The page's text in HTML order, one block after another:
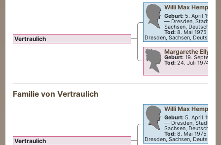
Vertraulich
Willi MaxHempel
Geburt: 5. April 1907
— Dresden, Stadt
Sachsen, Deutschland
Tod: 8. Mai 1975
Dresden, Sachsen,
Margarethe Elly
Geburt: 19.
Tod: 24. Juli 1974
Familie von Vertraulich
Vertraulich
Willi MaxHempel
Geburt: 5. April 1907
— Dresden, Stadt
Sachsen, Deutschland
Tod: 8. Mai 1975
Dresden, Sachsen,